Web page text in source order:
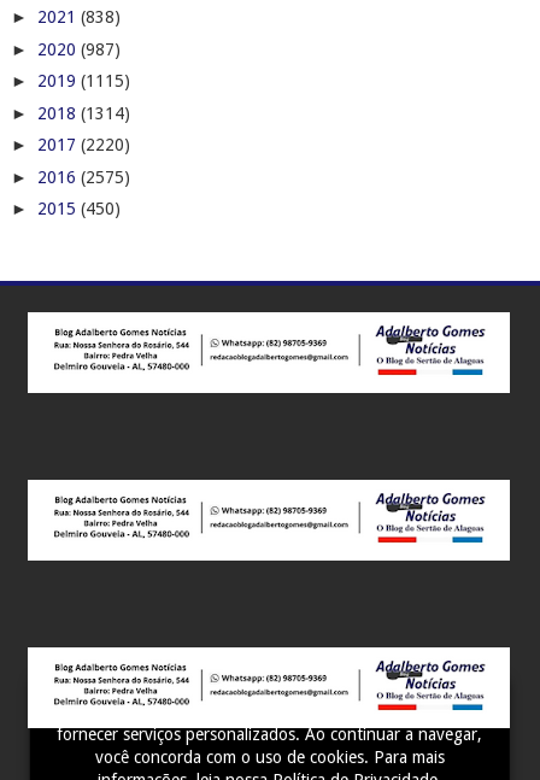
Este site utiliza cookies para melhorar sua experiência e
fornecer serviços personalizados. Ao continuar a navegar,
você concorda com o uso de cookies. Para mais
► 2021 (838)
► 2020 (987)
► 2019 (1115)
► 2018 (1314)
► 2017 (2220)
► 2016 (2575)
► 2015 (450)